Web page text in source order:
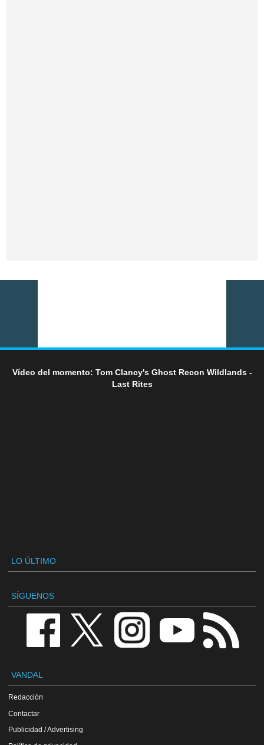
Vídeo del momento: Tom Clancy's Ghost Recon Wildlands -
Last Rites
LO ÚLTIMO
SÍGUENOS
VANDAL
Redacción
Contactar
Publicidad / Advertising